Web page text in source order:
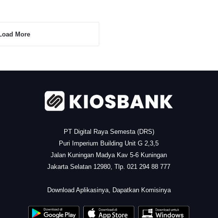
More
PT Digital Raya Semesta (DRS)
Puri Imperium Building Unit G 2,3,5
Jalan Kuningan Madya Kav 5-6 Kuningan
Jakarta Selatan 12980, Tlp. 021 294 88 777
Download Aplikasinya, Dapatkan Komisinya